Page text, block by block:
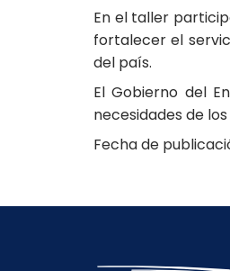
En el taller
fortalecer el
del país.
El Gobierno del
necesidades de
Fecha de